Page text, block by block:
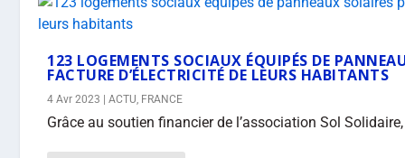
123 LOGEMENTS SOCIAUX ÉQUIPÉS DE
FACTURE D’ÉLECTRICITÉ DE LEURS HABITANTS
4 Avr 2023 |ACTU, FRANCE
Grâce au soutien financier de l’association Sol